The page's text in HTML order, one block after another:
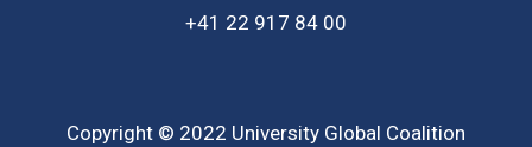
+41 22 917 84 00
Copyright © 2022 University Global Coalition